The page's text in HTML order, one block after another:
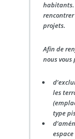
habitants.
projets.
Afin de
nous vous
les
type